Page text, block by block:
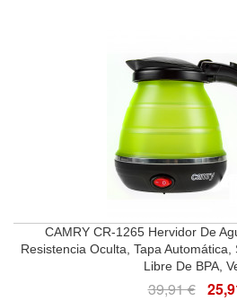
CAMRY CR-1265 Hervidor De
Resistencia Oculta, Tapa Automática,
Libre De BPA,
39,91 €